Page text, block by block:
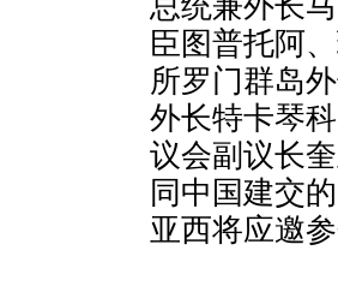
臣图普托阿
所罗门群岛
外长特卡琴
议会副议长
同中国建交
亚西将应邀参